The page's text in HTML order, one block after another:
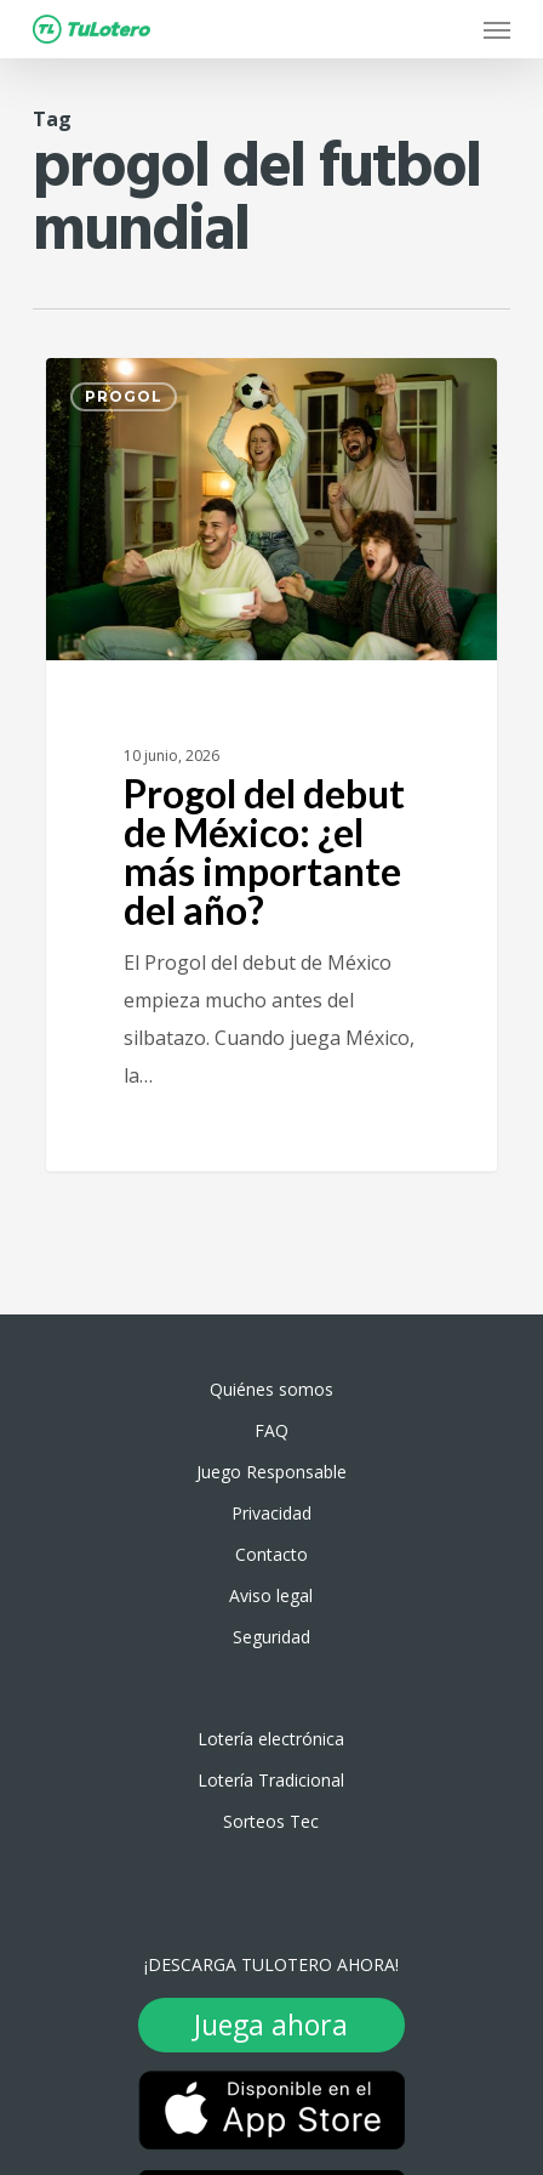
Skip
to
content
Menu
Tag
progol del futbol
mundial
PROGOL
10 junio, 2026
Progol del debut
de México: ¿el
más importante
del año?
El Progol del debut de México
empieza mucho antes del
silbatazo. Cuando juega México,
la…
1
Quiénes somos
FAQ
Juego Responsable
Privacidad
Contacto
Aviso legal
Seguridad
Lotería electrónica
Lotería Tradicional
Sorteos Tec
¡DESCARGA TULOTERO AHORA!
Juega ahora